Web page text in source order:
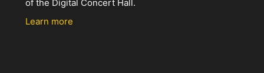
of the Digital Concert Hall.
Learn more